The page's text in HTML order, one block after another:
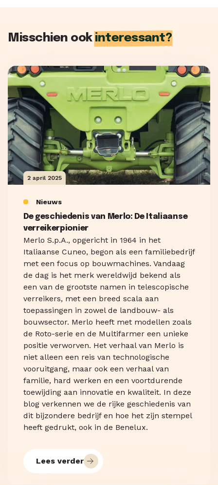
Misschien ook interessant?
2 april 2025
Nieuws
De geschiedenis van Merlo: De Italiaanse
verreikerpionier
Merlo S.p.A., opgericht in 1964 in het
Italiaanse Cuneo, begon als een familiebedrijf
met een focus op bouwmachines. Vandaag
de dag is het merk wereldwijd bekend als
een van de grootste namen in telescopische
verreikers, met een breed scala aan
toepassingen in zowel de landbouw- als
bouwsector. Merlo heeft met modellen zoals
de Roto-serie en de Multifarmer een unieke
positie verworven. Het verhaal van Merlo is
niet alleen een reis van technologische
vooruitgang, maar ook een verhaal van
familie, hard werken en een voortdurende
toewijding aan innovatie en kwaliteit. In deze
blog verkennen we de rijke geschiedenis van
dit bijzondere bedrijf en hoe het zijn stempel
heeft gedrukt, ook in de Benelux.
Lees verder